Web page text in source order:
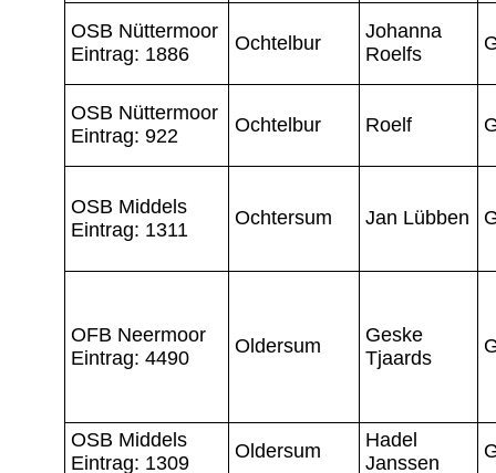
OSB Nüttermoor
Eintrag: 1886
Ochtelbur
Johanna
Roelfs
OSB Nüttermoor
Eintrag: 922
Ochtelbur Roelf
OSB Middels
Eintrag: 1311
Ochtersum Jan Lübben
OFB Neermoor
Eintrag: 4490
Oldersum
Geske
Tjaards
OSB Middels
Eintrag: 1309
Oldersum
Hadel
Janssen